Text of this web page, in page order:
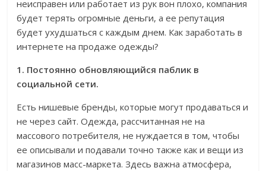
неисправен или работает из рук вон плохо, компания
будет терять огромные деньги, а ее репутация
будет ухудшаться с каждым днем. Как заработать в
интернете на продаже одежды?
1. Постоянно обновляющийся паблик в
социальной сети.
Есть нишевые бренды, которые могут продаваться и
не через сайт. Одежда, рассчитанная не на
массового потребителя, не нуждается в том, чтобы
ее описывали и подавали точно также как и вещи из
магазинов масс-маркета. Здесь важна атмосфера,